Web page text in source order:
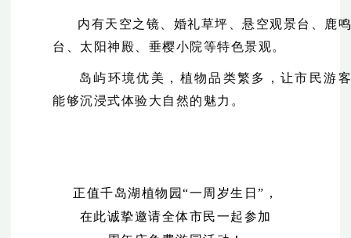
内有天空之镜、婚礼草坪、悬空观景台、鹿鸣
台、太阳神殿、垂樱小院等特色景观。
岛屿环境优美，植物品类繁多，让市民游客
能够沉浸式体验大自然的魅力。
正值千岛湖植物园“一周岁生日”，
在此诚挚邀请全体市民一起参加